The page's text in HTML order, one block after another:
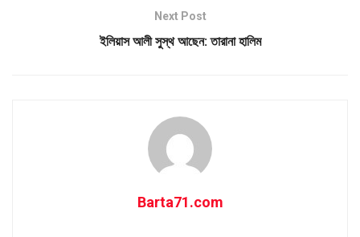
Next Post
ইলিয়াস আলী সুস্থ আছেন: তারানা হালিম
Barta71.com